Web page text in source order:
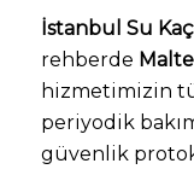
İstanbul Su
rehberde
hizmetimizin
periyodik
güvenlik